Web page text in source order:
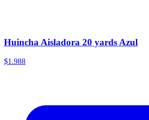
Huincha Aisladora 20 yards Azul
$1.988